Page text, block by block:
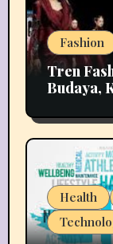
Fashion
Tren
Budaya,
Health